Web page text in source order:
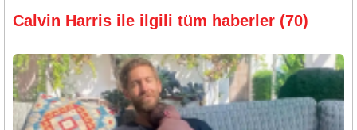
Calvin Harris ile ilgili tüm haberler (70)